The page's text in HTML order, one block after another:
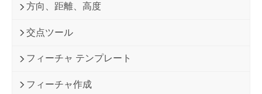
方向、距離、高度
交点ツール
フィーチャ テンプレート
フィーチャ作成